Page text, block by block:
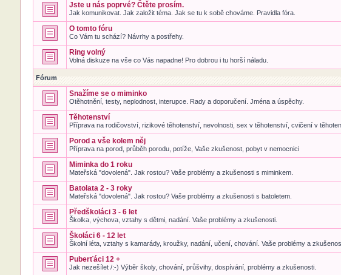
Jste u nás poprvé? Čtěte prosím.
Jak komunikovat. Jak založit téma. Jak se tu k sobě chováme. Pravidla fóra.
O tomto fóru
Co Vám tu schází? Návrhy a postřehy.
Ring volný
Volná diskuze na vše co Vás napadne! Pro dobrou i tu horší náladu.
Fórum
Snažíme se o miminko
Otěhotnění, testy, neplodnost, interupce. Rady a doporučení. Jména a úspěchy.
Těhotenství
Příprava na rodičovství, rizikové těhotenství, nevolnosti, sex v těhotenství, cvičení v
Porod a vše kolem něj
Příprava na porod, průběh porodu, potíže, Vaše zkušenost, pobyt v nemocnici
Miminka do 1 roku
Mateřská "dovolená". Jak rostou? Vaše problémy a zkušenosti s miminkem.
Batolata 2 - 3 roky
Mateřská "dovolená". Jak rostou? Vaše problémy a zkušenosti s batoletem.
Předškoláci 3 - 6 let
Školka, výchova, vztahy s dětmi, nadání. Vaše problémy a zkušenosti.
Školáci 6 - 12 let
Školní léta, vztahy s kamarády, kroužky, nadání, učení, chování. Vaše problémy a
Puberťáci 12 +
Jak nezešílet /:-) Výběr školy, chování, průšvihy, dospívání, problémy a zkušenosti.